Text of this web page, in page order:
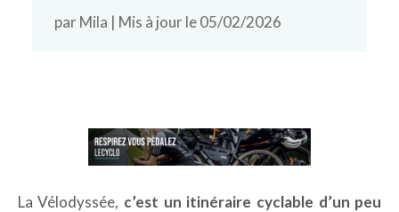
parMila | Mis à jour le 05/02/2026
La Vélodyssée, c’est un itinéraire cyclable d’un peu